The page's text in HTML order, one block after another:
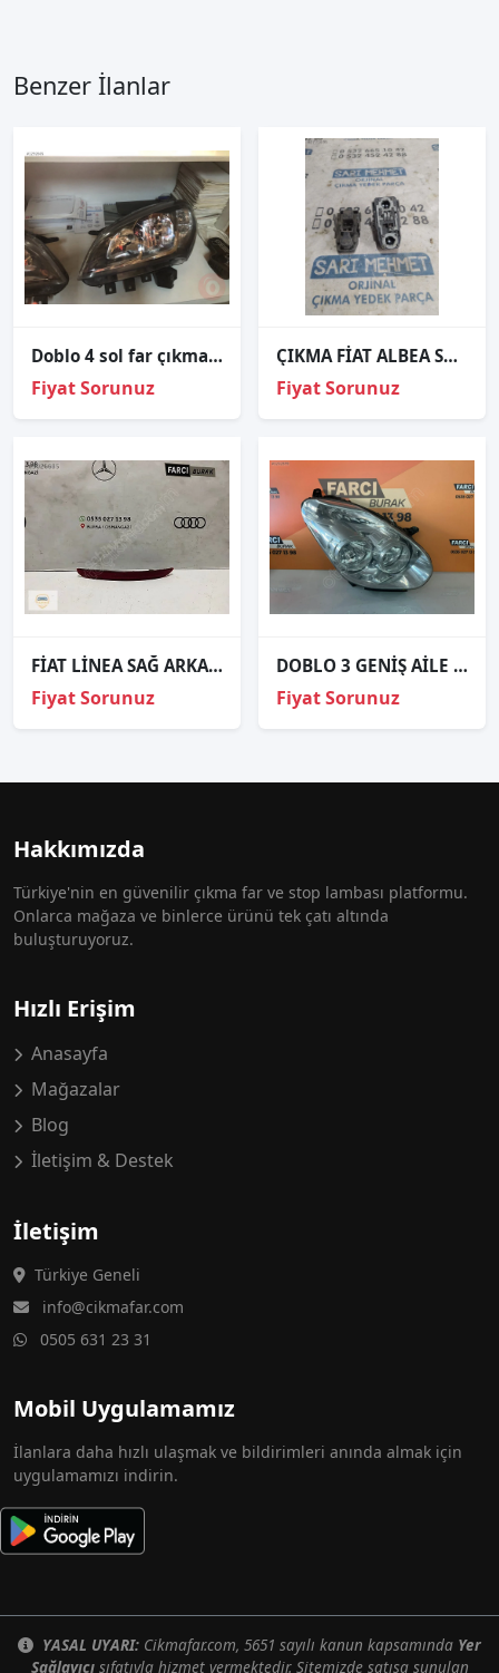
Benzer İlanlar
Doblo 4 sol far çıkma orjinal
Fiyat Sorunuz
ÇIKMA FİAT ALBEA SOL ARKA STOP DUYU
Fiyat Sorunuz
FİAT LİNEA SAĞ ARKA REFLEKTÖR ORJİNAL
Fiyat Sorunuz
DOBLO 3 GENİŞ AİLE SAĞ FAR ORJİNAL
Fiyat Sorunuz
Hakkımızda
Türkiye'nin en güvenilir çıkma far ve stop lambası platformu.
Onlarca mağaza ve binlerce ürünü tek çatı altında
buluşturuyoruz.
Hızlı Erişim
Anasayfa
Mağazalar
Blog
İletişim & Destek
İletişim
Türkiye Geneli
info@cikmafar.com
0505 631 23 31
Mobil Uygulamamız
İlanlara daha hızlı ulaşmak ve bildirimleri anında almak için
uygulamamızı indirin.
YASAL UYARI: Cikmafar.com, 5651 sayılı kanun kapsamında Yer
Sağlayıcısıfatıyla hizmet vermektedir. Sitemizde satışa sunulan